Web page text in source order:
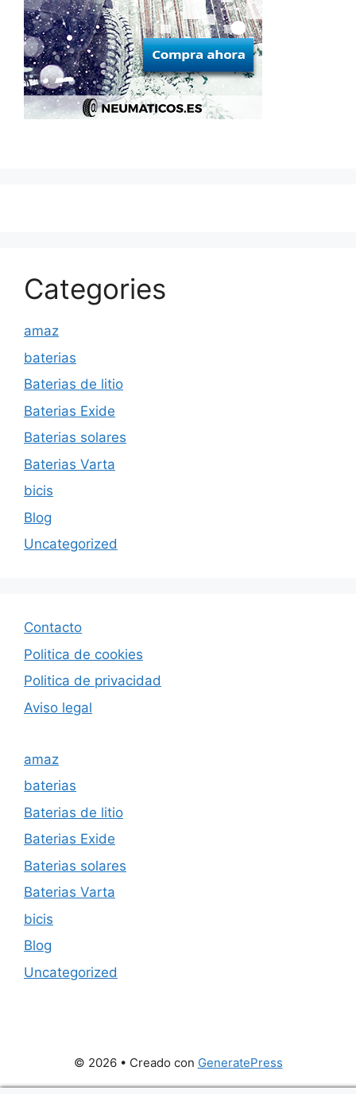
Categories
amaz
baterias
Baterias de litio
Baterias Exide
Baterias solares
Baterias Varta
bicis
Blog
Uncategorized
Contacto
Politica de cookies
Politica de privacidad
Aviso legal
amaz
baterias
Baterias de litio
Baterias Exide
Baterias solares
Baterias Varta
bicis
Blog
Uncategorized
© 2026 • Creado con GeneratePress